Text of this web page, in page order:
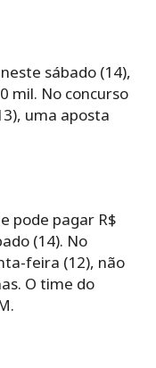
sábado (14),
mil. No concurso
uma aposta
pode pagar R$
(14). No
feira (12), não
O time do